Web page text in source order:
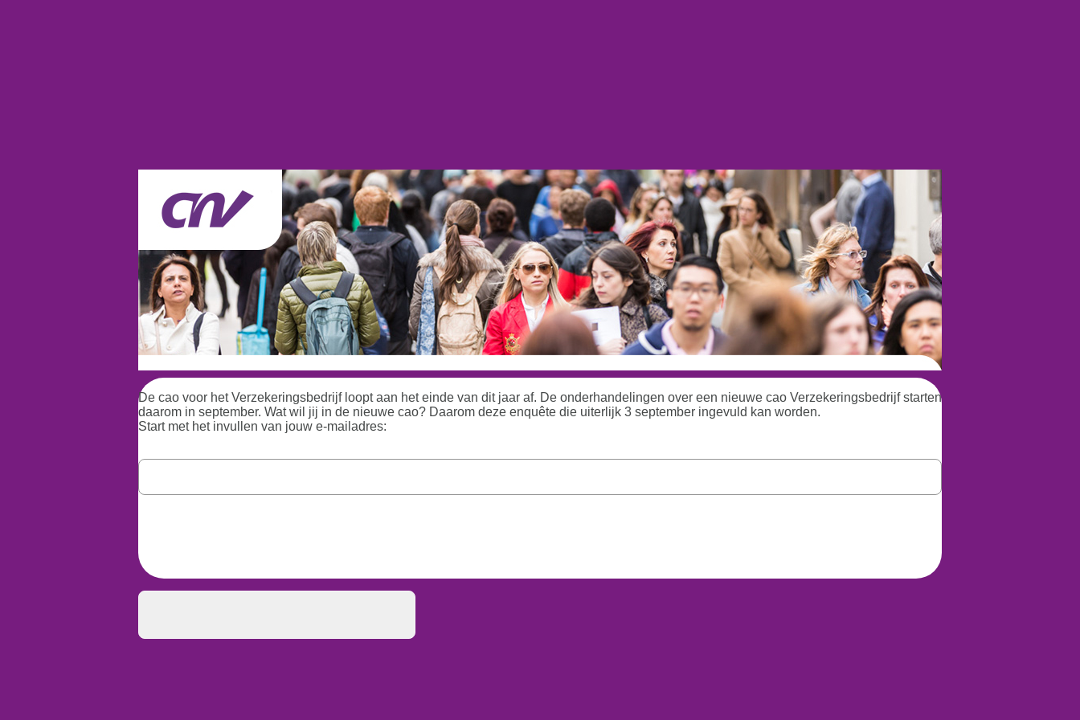
De cao voor het Verzekeringsbedrijf loopt aan het einde van dit jaar af. De onderhandelingen over een nieuwe cao Verzekeringsbedrijf starten
daarom in september. Wat wil jij in de nieuwe cao? Daarom deze enquête die uiterlijk 3 september ingevuld kan worden.
Start met het invullen van jouw e-mailadres: